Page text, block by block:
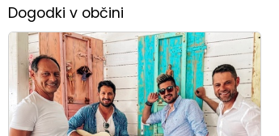
Dogodki v občini